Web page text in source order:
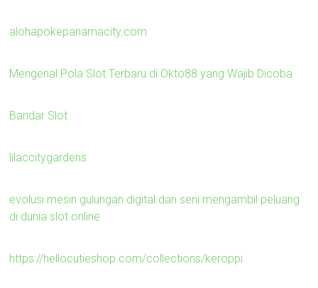
alohapokepanamacity.com
Mengenal Pola Slot Terbaru di Okto88 yang Wajib Dicoba
Bandar Slot
lilaccitygardens
evolusi mesin gulungan digital dan seni mengambil peluang
di dunia slot online
https://hellocutieshop.com/collections/keroppi